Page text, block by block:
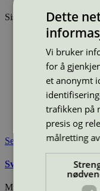
Sist oppdatert12 jan
Type: Innendørs
Lisensnummer:
Miljømerke:
Merkevare:
Merkevare
Lisensinnehaver:
Lisensinnehaver
Tilgjengelig i:
Se også
Svanemerkets krav til
Miljømerking Norge
Dette
Vi bruker
for å
et anonymt
trafikken på
presis og
målretting